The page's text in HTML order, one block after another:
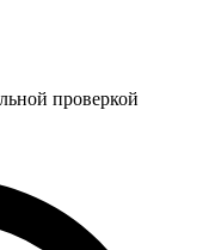
проверкой